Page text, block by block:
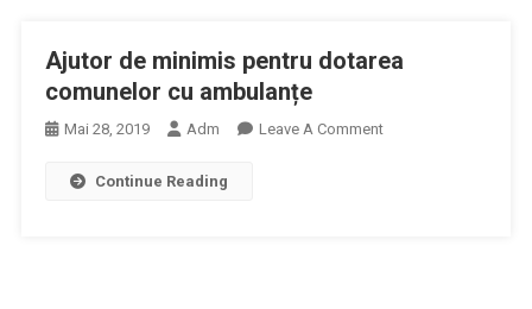
Ajutor de minimis pentru dotarea
comunelor cu ambulanțe
Mai 28, 2019 Adm Leave A CommentOn
Continue Reading